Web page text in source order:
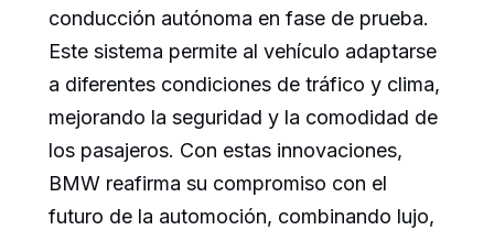
conducción autónoma en fase de prueba.
Este sistema permite al vehículo adaptarse
a diferentes condiciones de tráfico y clima,
mejorando la seguridad y la comodidad de
los pasajeros. Con estas innovaciones,
BMW reafirma su compromiso con el
futuro de la automoción, combinando lujo,